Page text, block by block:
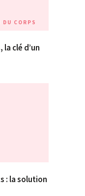
DU CORPS
clé d’un
: la solution